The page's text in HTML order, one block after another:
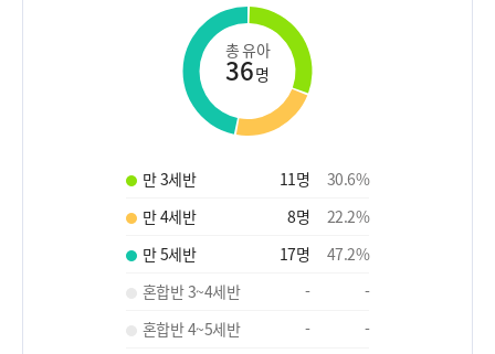
총 유아
36명
만 3세반 11명 30.6%
만 4세반
8명 22.2%
만 5세반
17명 47.2%
혼합반 3~4세반
-
-
혼합반 4~5세반
-
-